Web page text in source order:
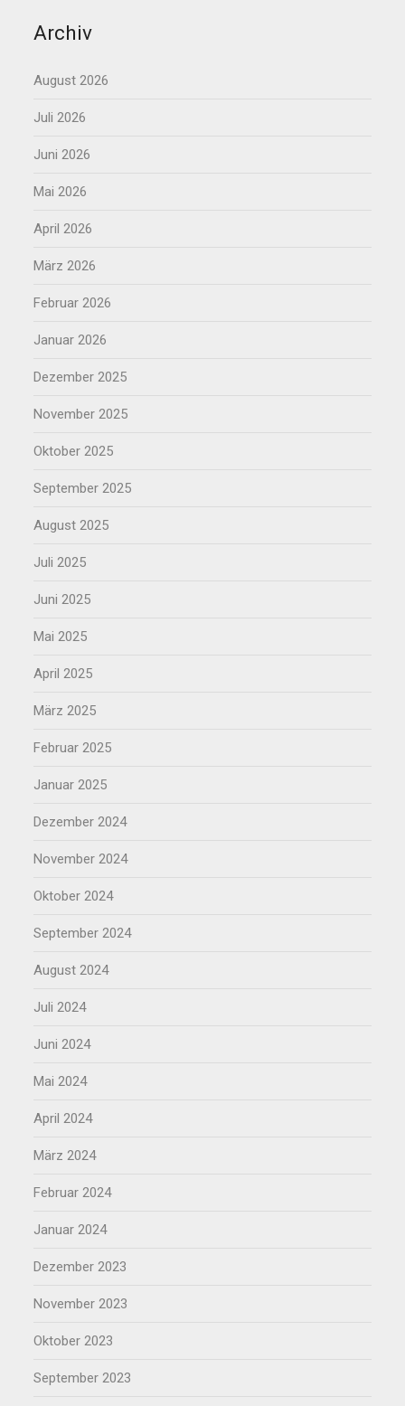
Archiv
August 2026
Juli 2026
Juni 2026
Mai 2026
April 2026
März 2026
Februar 2026
Januar 2026
Dezember 2025
November 2025
Oktober 2025
September 2025
August 2025
Juli 2025
Juni 2025
Mai 2025
April 2025
März 2025
Februar 2025
Januar 2025
Dezember 2024
November 2024
Oktober 2024
September 2024
August 2024
Juli 2024
Juni 2024
Mai 2024
April 2024
März 2024
Februar 2024
Januar 2024
Dezember 2023
November 2023
Oktober 2023
September 2023